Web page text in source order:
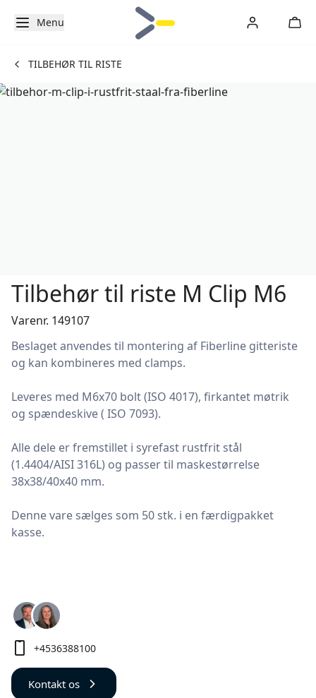
Menu
TILBEHØR TIL RISTE
Tilbehør til riste M Clip M6
Varenr. 149107
Beslaget anvendes til montering af Fiberline gitteriste
og kan kombineres med clamps.
Leveres med M6x70 bolt (ISO 4017), firkantet møtrik
og spændeskive ( ISO 7093).
Alle dele er fremstillet i syrefast rustfrit stål
(1.4404/AISI 316L) og passer til maskestørrelse
38x38/40x40 mm.
Denne vare sælges som 50 stk. i en færdigpakket
kasse.
+4536388100
Kontakt os